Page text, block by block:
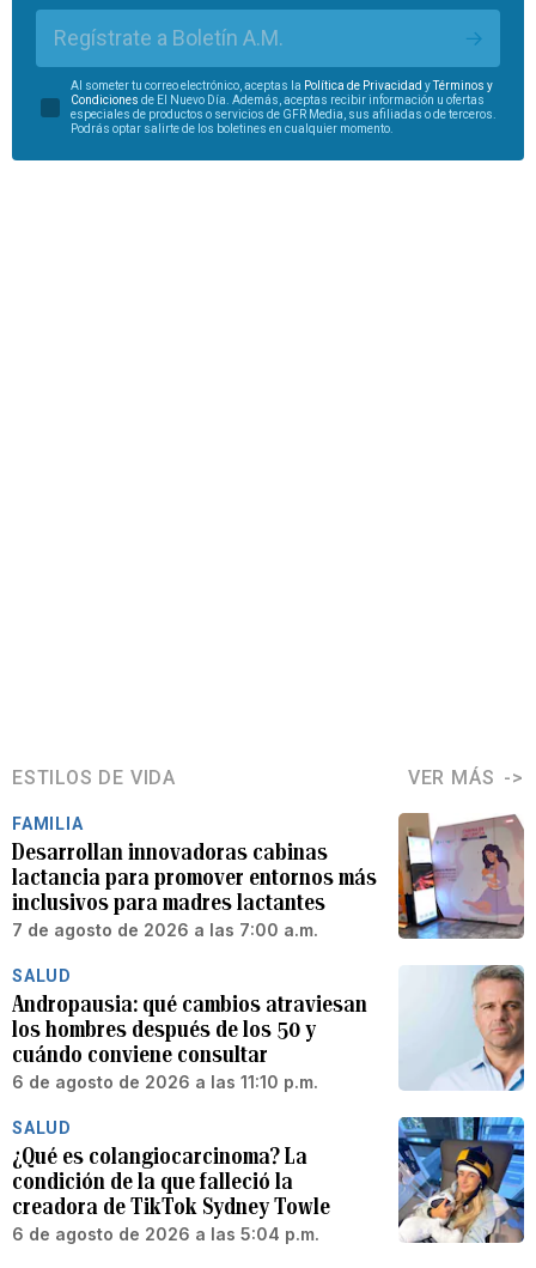
Regístrate a Boletín A.M.
Al someter tu correo electrónico, aceptas la Política de Privacidad yTérminos y
Condiciones de El Nuevo Día. Además, aceptas recibir información u ofertas
especiales de productos o servicios de GFR Media, sus afiliadas o de terceros.
Podrás optar salirte de los boletines en cualquier momento.
ESTILOS DE VIDA VER MÁS
FAMILIA
Desarrollan innovadoras cabinas
lactancia para promover entornos más
inclusivos para madres lactantes
7 de agosto de 2026 a las 7:00 a.m.
SALUD
Andropausia: qué cambios atraviesan
los hombres después de los 50 y
cuándo conviene consultar
6 de agosto de 2026 a las 11:10 p.m.
SALUD
¿Qué es colangiocarcinoma? La
condición de la que falleció la
creadora de TikTok Sydney Towle
6 de agosto de 2026 a las 5:04 p.m.